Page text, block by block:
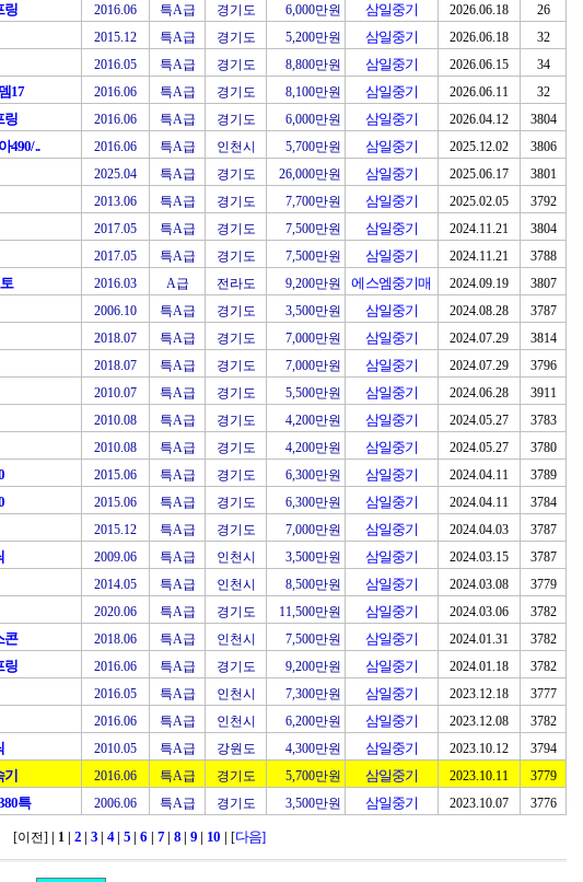
링 2016.06 특A급 경기도 6,000만원 삼일중기 2026.06.18
26
2015.12 특A급 경기도 5,200만원 삼일중기 2026.06.18
32
2016.05 특A급 경기도 8,800만원 삼일중기 2026.06.15
34
17 2016.06 특A급 경기도 8,100만원 삼일중기 2026.06.11
32
링 2016.06 특A급 경기도 6,000만원 삼일중기 2026.04.12
3804
490/.. 2016.06 특A급 인천시 5,700만원 삼일중기 2025.12.02
3806
2025.04 특A급 경기도 26,000만원 삼일중기 2025.06.17
3801
2013.06 특A급 경기도 7,700만원 삼일중기 2025.02.05
3792
2017.05 특A급 경기도 7,500만원 삼일중기 2024.11.21
3804
2017.05 특A급 경기도 7,500만원 삼일중기 2024.11.21
3788
2016.03 A급 전라도 9,200만원 에스엠중기매 2024.09.19
3807
2006.10 특A급 경기도 3,500만원 삼일중기 2024.08.28
3787
2018.07 특A급 경기도 7,000만원 삼일중기 2024.07.29
3814
2018.07 특A급 경기도 7,000만원 삼일중기 2024.07.29
3796
2010.07 특A급 경기도 5,500만원 삼일중기 2024.06.28
3911
2010.08 특A급 경기도 4,200만원 삼일중기 2024.05.27
3783
2010.08 특A급 경기도 4,200만원 삼일중기 2024.05.27
3780
2015.06 특A급 경기도 6,300만원 삼일중기 2024.04.11
3789
2015.06 특A급 경기도 6,300만원 삼일중기 2024.04.11
3784
2015.12 특A급 경기도 7,000만원 삼일중기 2024.04.03
3787
2009.06 특A급 인천시 3,500만원 삼일중기 2024.03.15
3787
2014.05 특A급 인천시 8,500만원 삼일중기 2024.03.08
3779
2020.06 특A급 경기도 11,500만원 삼일중기 2024.03.06
3782
콘 2018.06 특A급 인천시 7,500만원 삼일중기 2024.01.31
3782
링 2016.06 특A급 경기도 9,200만원 삼일중기 2024.01.18
3782
2016.05 특A급 인천시 7,300만원 삼일중기 2023.12.18
3777
2016.06 특A급 인천시 6,200만원 삼일중기 2023.12.08
3782
2010.05 특A급 강원도 4,300만원 삼일중기 2023.10.12 3794
2016.06 특A급 경기도 5,700만원 삼일중기 2023.10.11
3779
특 2006.06 특A급 경기도 3,500만원 삼일중기 2023.10.07 3776
[이전] | 1 2 3 |4 |5 |6 7 8 |9 10 [다음]